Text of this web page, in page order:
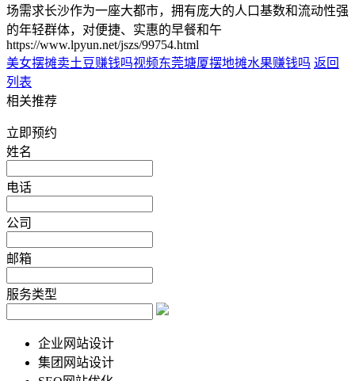
场需求长沙作为一座大都市，拥有庞大的人口基数和流动性强
的年轻群体，对便捷、实惠的早餐和午
https://www.lpyun.net/jszs/99754.html
美女摆摊卖土豆赚钱吗视频东莞塘厦摆地摊水果赚钱吗 返回
列表
相关推荐
立即预约
姓名
电话
公司
邮箱
服务类型
企业网站设计
集团网站设计